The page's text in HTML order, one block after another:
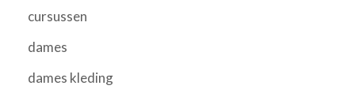
cursussen
dames
dames kleding